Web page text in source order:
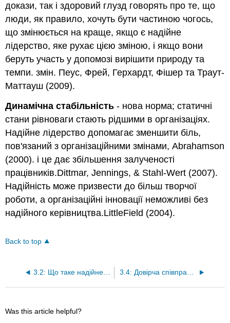
докази, так і здоровий глузд говорять про те, що
люди, як правило, хочуть бути частиною чогось,
що змінюється на краще, якщо є надійне
лідерство, яке рухає цією зміною, і якщо вони
беруть участь у допомозі вирішити природу та
темпи. змін. Пеус, Фрей, Герхардт, Фішер та Траут-
Маттауш (2009).
Динамічна стабільність - нова норма; статичні
стани рівноваги стають рідшими в організаціях.
Надійне лідерство допомагає зменшити біль,
пов'язаний з організаційними змінами, Abrahamson
(2000). і це дає збільшення залученості
працівників.Dittmar, Jennings, & Stahl-Wert (2007).
Надійність може призвести до більш творчої
роботи, а організаційні інновації неможливі без
надійного керівництва.LittleField (2004).
Back to top
3.2: Що таке надійне лідерство?
Was this article helpful?